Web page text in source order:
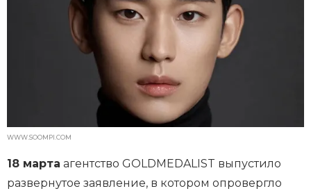
WWW.SOOMPI.COM
18 марта агентство GOLDMEDALIST выпустило
развернутое заявление, в котором опровергло